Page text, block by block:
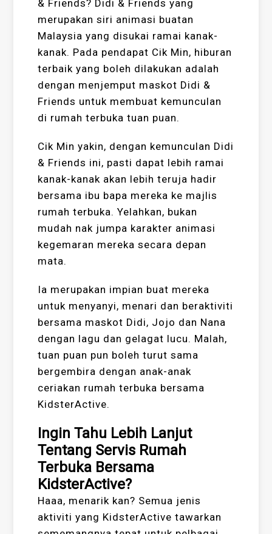
& Friends? Didi & Friends yang
merupakan siri animasi buatan
Malaysia yang disukai ramai kanak-
kanak. Pada pendapat Cik Min, hiburan
terbaik yang boleh dilakukan adalah
dengan menjemput maskot Didi &
Friends untuk membuat kemunculan
di rumah terbuka tuan puan.
Cik Min yakin, dengan kemunculan Didi
& Friends ini, pasti dapat lebih ramai
kanak-kanak akan lebih teruja hadir
bersama ibu bapa mereka ke majlis
rumah terbuka. Yelahkan, bukan
mudah nak jumpa karakter animasi
kegemaran mereka secara depan
mata.
Ia merupakan impian buat mereka
untuk menyanyi, menari dan beraktiviti
bersama maskot Didi, Jojo dan Nana
dengan lagu dan gelagat lucu. Malah,
tuan puan pun boleh turut sama
bergembira dengan anak-anak
ceriakan rumah terbuka bersama
KidsterActive.
Ingin Tahu Lebih Lanjut
Tentang Servis Rumah
Terbuka Bersama
KidsterActive?
Haaa, menarik kan? Semua jenis
aktiviti yang KidsterActive tawarkan